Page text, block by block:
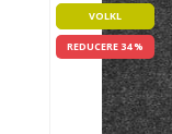
VOLKL
REDUCERE 34 %